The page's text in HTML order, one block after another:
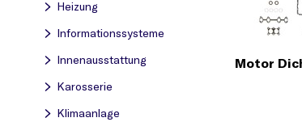
Heizung
Informationssysteme
Innenausstattung
Karosserie
Klimaanlage
Motor